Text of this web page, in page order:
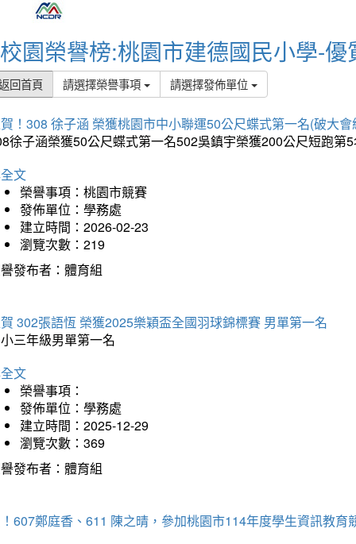
校園榮譽榜:桃園市建德國民小學-優
回首頁 請選擇榮譽事項 請選擇發佈單位
！308 徐子涵 榮獲桃園市中小聯運50公尺蝶式第一名(破大會
徐子涵榮獲50公尺蝶式第一名502吳鎮宇榮獲200公尺短跑
文
榮譽事項：桃園市競賽
發佈單位：學務處
建立時間：2026-02-23
瀏覽次數：219
發布者：體育組
302張語恆 榮獲2025樂穎盃全國羽球錦標賽 男單第一名
三年級男單第一名
文
榮譽事項：
發佈單位：學務處
建立時間：2025-12-29
瀏覽次數：369
發布者：體育組
607鄭庭香、611 陳之晴，參加桃園市114年度學生資訊教育